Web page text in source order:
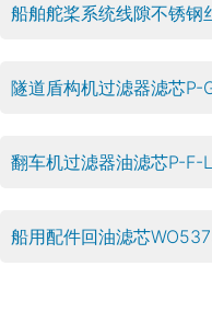
船舶舵桨系统线隙不锈
隧道盾构机过滤器滤芯
翻车机过滤器油滤芯P-
船用配件回油滤芯